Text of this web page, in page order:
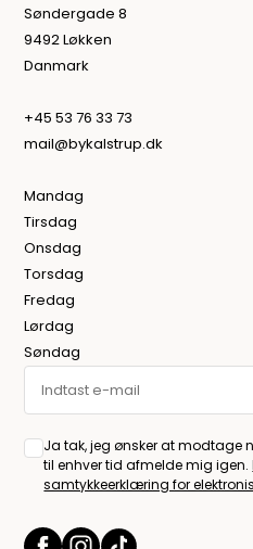
Søndergade 8
9492 Løkken
Danmark
+45 53 76 33 73
mail@bykalstrup.dk
Mandag
Tirsdag
Onsdag
Torsdag
Fredag
Lørdag
Søndag
Ja tak, jeg ønsker at modtage
til enhver tid afmelde mig igen.
samtykkeerklæring for